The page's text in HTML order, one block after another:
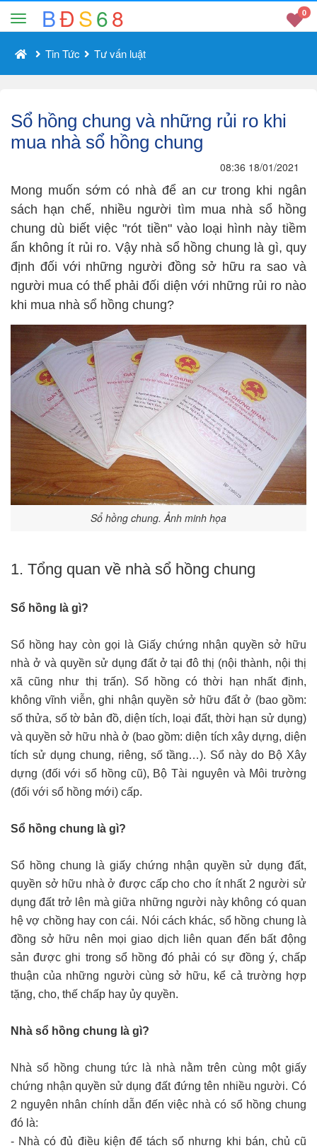
BĐS68 0
Tin Tức Tư vấn luật
Sổ hồng chung và những rủi ro khi
mua nhà sổ hồng chung
08:36 18/01/2021
Mong muốn sớm có nhà để an cư trong khi ngân
sách hạn chế, nhiều người tìm mua nhà sổ hồng
chung dù biết việc "rót tiền" vào loại hình này tiềm
ẩn không ít rủi ro. Vậy nhà sổ hồng chung là gì, quy
định đối với những người đồng sở hữu ra sao và
người mua có thể phải đối diện với những rủi ro nào
khi mua nhà sổ hồng chung?
Sổ hồng chung. Ảnh minh họa
1. Tổng quan về nhà sổ hồng chung
Sổ hồng là gì?
Sổ hồng hay còn gọi là Giấy chứng nhận quyền sở hữu
nhà ở và quyền sử dụng đất ở tại đô thị (nội thành, nội thị
xã cũng như thị trấn). Sổ hồng có thời hạn nhất định,
không vĩnh viễn, ghi nhận quyền sở hữu đất ở (bao gồm:
số thửa, số tờ bản đồ, diện tích, loại đất, thời hạn sử dụng)
và quyền sở hữu nhà ở (bao gồm: diện tích xây dựng, diện
tích sử dụng chung, riêng, số tầng…). Sổ này do Bộ Xây
dựng (đối với sổ hồng cũ), Bộ Tài nguyên và Môi trường
(đối với sổ hồng mới) cấp.
Sổ hồng chung là gì?
Sổ hồng chung là giấy chứng nhận quyền sử dụng đất,
quyền sở hữu nhà ở được cấp cho cho ít nhất 2 người sử
dụng đất trở lên mà giữa những người này không có quan
hệ vợ chồng hay con cái. Nói cách khác, sổ hồng chung là
đồng sở hữu nên mọi giao dịch liên quan đến bất động
sản được ghi trong sổ hồng đó phải có sự đồng ý, chấp
thuận của những người cùng sở hữu, kể cả trường hợp
tặng, cho, thế chấp hay ủy quyền.
Nhà sổ hồng chung là gì?
Nhà sổ hồng chung tức là nhà nằm trên cùng một giấy
chứng nhận quyền sử dụng đất đứng tên nhiều người. Có
2 nguyên nhân chính dẫn đến việc nhà có sổ hồng chung
đó là:
- Nhà có đủ điều kiện để tách sổ nhưng khi bán, chủ cũ